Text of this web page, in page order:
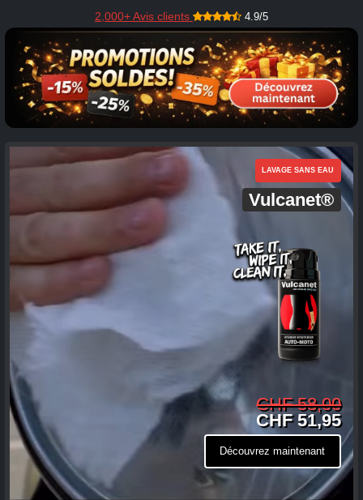
2,000+ Avis clients 4.9/5
LAVAGE SANS EAU
Vulcanet®
CHF 58,00
CHF 51,95
Découvrez maintenant